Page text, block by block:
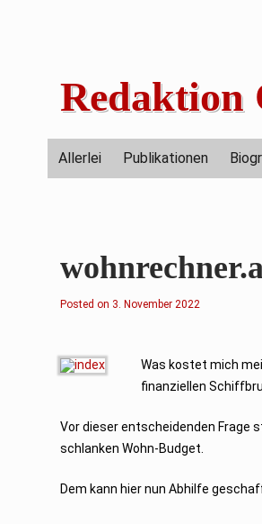
Redaktion
Allerlei Publikationen
Posted on 2
0
2
3
3. November 2022
Was kostet mich
finanziellen
Vor dieser entscheidenden Frage
schlanken Wohn-Budget.
Dem kann hier nun Abhilfe